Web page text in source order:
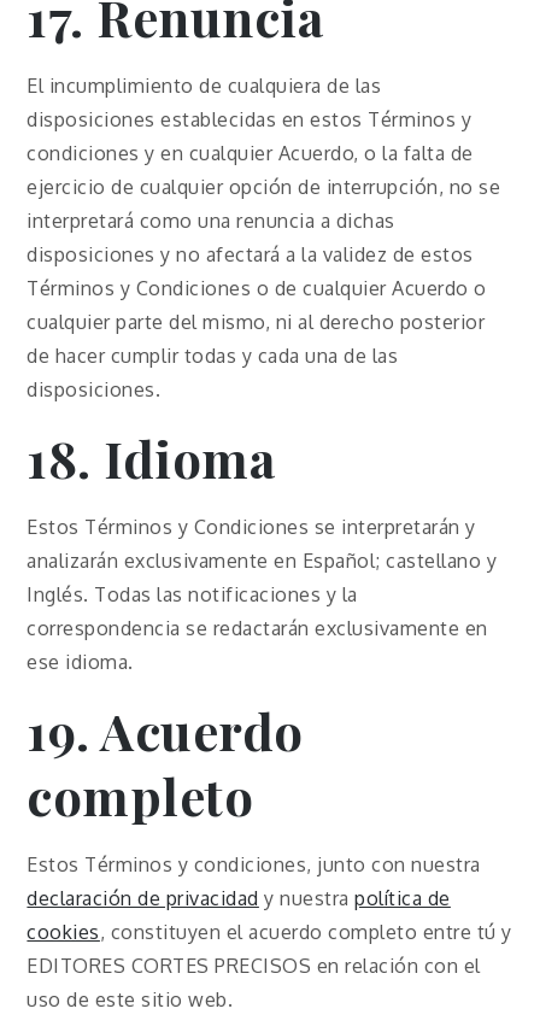
17. Renuncia
El incumplimiento de cualquiera de las
disposiciones establecidas en estos Términos y
condiciones y en cualquier Acuerdo, o la falta de
ejercicio de cualquier opción de interrupción, no se
interpretará como una renuncia a dichas
disposiciones y no afectará a la validez de estos
Términos y Condiciones o de cualquier Acuerdo o
cualquier parte del mismo, ni al derecho posterior
de hacer cumplir todas y cada una de las
disposiciones.
18. Idioma
Estos Términos y Condiciones se interpretarán y
analizarán exclusivamente en Español; castellano y
Inglés. Todas las notificaciones y la
correspondencia se redactarán exclusivamente en
ese idioma.
19. Acuerdo
completo
Estos Términos y condiciones, junto con nuestra
declaración de privacidad y nuestrapolítica de
cookies, constituyen el acuerdo completo entre tú y
EDITORES CORTES PRECISOS en relación con el
uso de este sitio web.